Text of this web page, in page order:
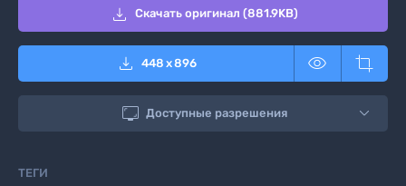
 Скачать оригинал (881.9KB)
 448 x896  
 Доступные разрешения
ТЕГИ